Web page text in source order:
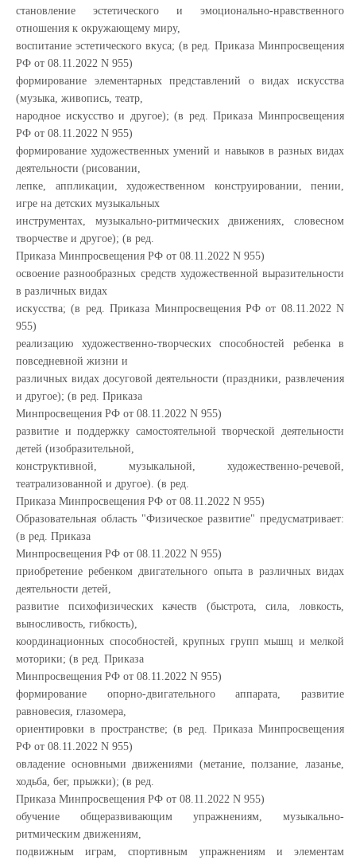
становление эстетического и эмоционально-нравственного
отношения к окружающему миру,
воспитание эстетического вкуса; (в ред. Приказа Минпросвещения
РФ от 08.11.2022 N 955)
формирование элементарных представлений о видах искусства
(музыка, живопись, театр,
народное искусство и другое); (в ред. Приказа Минпросвещения
РФ от 08.11.2022 N 955)
формирование художественных умений и навыков в разных видах
деятельности (рисовании,
лепке, аппликации, художественном конструировании, пении,
игре на детских музыкальных
инструментах, музыкально-ритмических движениях, словесном
творчестве и другое); (в ред.
Приказа Минпросвещения РФ от 08.11.2022 N 955)
освоение разнообразных средств художественной выразительности
в различных видах
искусства; (в ред. Приказа Минпросвещения РФ от 08.11.2022 N
955)
реализацию художественно-творческих способностей ребенка в
повседневной жизни и
различных видах досуговой деятельности (праздники, развлечения
и другое); (в ред. Приказа
Минпросвещения РФ от 08.11.2022 N 955)
развитие и поддержку самостоятельной творческой деятельности
детей (изобразительной,
конструктивной, музыкальной, художественно-речевой,
театрализованной и другое). (в ред.
Приказа Минпросвещения РФ от 08.11.2022 N 955)
Образовательная область "Физическое развитие" предусматривает:
(в ред. Приказа
Минпросвещения РФ от 08.11.2022 N 955)
приобретение ребенком двигательного опыта в различных видах
деятельности детей,
развитие психофизических качеств (быстрота, сила, ловкость,
выносливость, гибкость),
координационных способностей, крупных групп мышц и мелкой
моторики; (в ред. Приказа
Минпросвещения РФ от 08.11.2022 N 955)
формирование опорно-двигательного аппарата, развитие
равновесия, глазомера,
ориентировки в пространстве; (в ред. Приказа Минпросвещения
РФ от 08.11.2022 N 955)
овладение основными движениями (метание, ползание, лазанье,
ходьба, бег, прыжки); (в ред.
Приказа Минпросвещения РФ от 08.11.2022 N 955)
обучение общеразвивающим упражнениям, музыкально-
ритмическим движениям,
подвижным играм, спортивным упражнениям и элементам